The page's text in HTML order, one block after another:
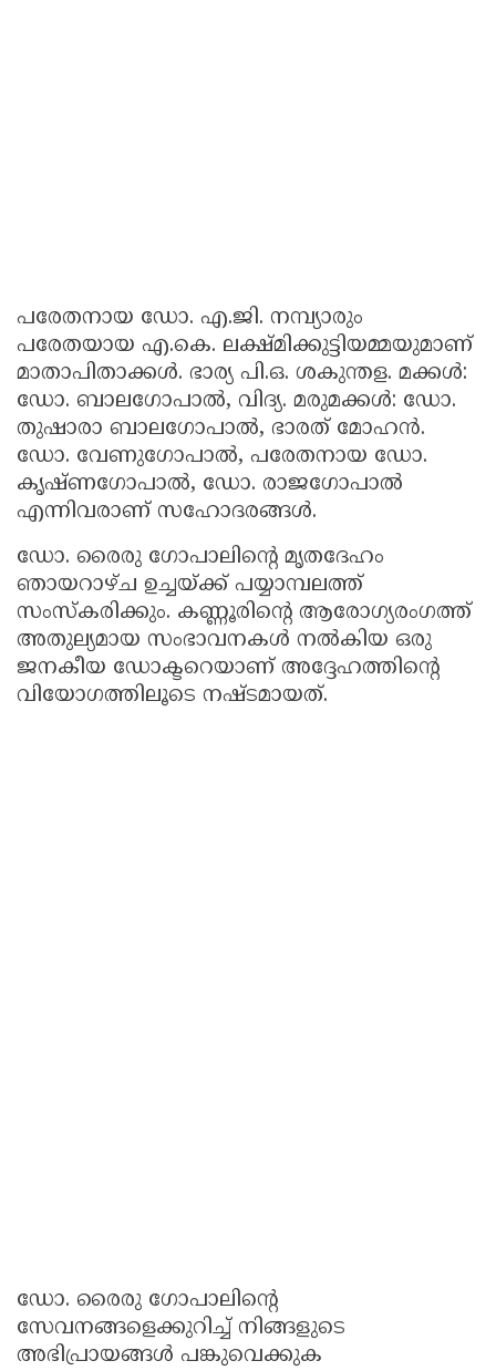
പരേതനായ ഡോ. എ.ജി. നമ്പ്യാരും
പരേതയായ എ.കെ. ലക്ഷ്മിക്കുട്ടിയമ്മയുമാണ്
മാതാപിതാക്കൾ. ഭാര്യ പി.ഒ. ശകുന്തള. മക്കൾ:
ഡോ. ബാലഗോപാൽ, വിദ്യ. മരുമക്കൾ: ഡോ.
തുഷാരാ ബാലഗോപാൽ, ഭാരത് മോഹൻ.
ഡോ. വേണുഗോപാൽ, പരേതനായ ഡോ.
കൃഷ്ണഗോപാൽ, ഡോ. രാജഗോപാൽ
എന്നിവരാണ് സഹോദരങ്ങൾ.
ഡോ. രൈരു ഗോപാലിന്റെ മൃതദേഹം
ഞായറാഴ്ച ഉച്ചയ്ക്ക് പയ്യാമ്പലത്ത്
സംസ്കരിക്കും. കണ്ണൂരിന്റെ ആരോഗ്യരംഗത്ത്
അതുല്യമായ സംഭാവനകൾ നൽകിയ ഒരു
ജനകീയ ഡോക്ടറെയാണ് അദ്ദേഹത്തിന്റെ
വിയോഗത്തിലൂടെ നഷ്ടമായത്.
ഡോ. രൈരു ഗോപാലിന്റെ
സേവനങ്ങളെക്കുറിച്ച് നിങ്ങളുടെ
അഭിപ്രായങ്ങൾ പങ്കുവെക്കുക